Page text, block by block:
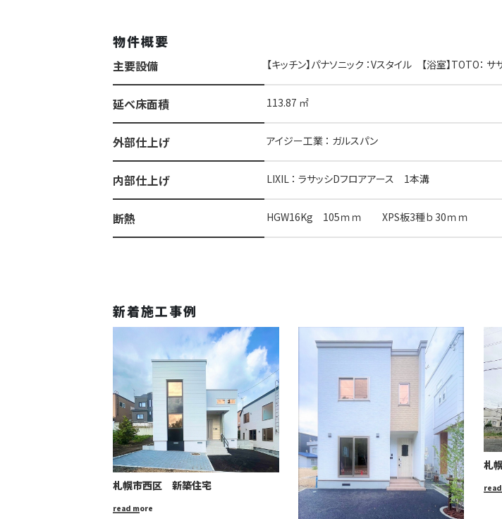
物件概要
主要設備 【キッチン】パナソニック ：Vスタイル 【浴室】TOTO
延べ床面積 113.87 ㎡
外部仕上げ アイジー工業 ： ガルスパン
内部仕上げ LIXIL ： ラサッシDフロアアース 1本溝
断熱 HGW16Kg 105ｍｍ XPS板3種ｂ 30ｍｍ
新着施工事例
札幌市西区 新築住宅
read more
札